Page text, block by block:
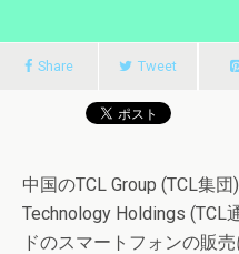
Share Tweet
中国のTCL Group (TCL集
Technology Holdings (TCL
ドのスマートフォンの販